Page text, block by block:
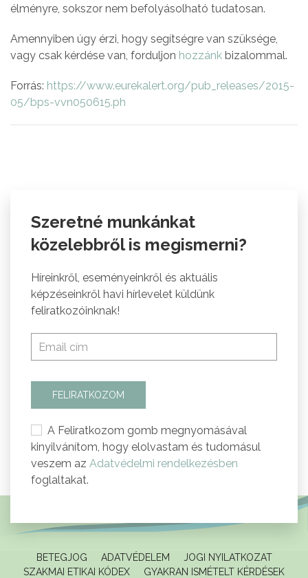
élményre, sokszor nem befolyásolható tudatosan.
Amennyiben úgy érzi, hogy segítségre van szüksége,
vagy csak kérdése van, forduljon hozzánk bizalommal.
Forrás: https://www.eurekalert.org/pub_releases/2015-
05/bps-vvn050615.ph
Szeretné munkánkat
közelebbről is megismerni?
Híreinkről, eseményeinkről és aktuális
képzéseinkről havi hírlevelet küldünk
feliratkozóinknak!
FELIRATKOZOM
A Feliratkozom gomb megnyomásával
kinyilvánítom, hogy elolvastam és tudomásul
veszem az Adatvédelmi rendelkezésben
foglaltakat.
BETEGJOG ADATVÉDELEM
JOGI NYILATKOZAT
SZAKMAI ETIKAI KÓDEX
GYAKRAN ISMÉTELT KÉRDÉSEK